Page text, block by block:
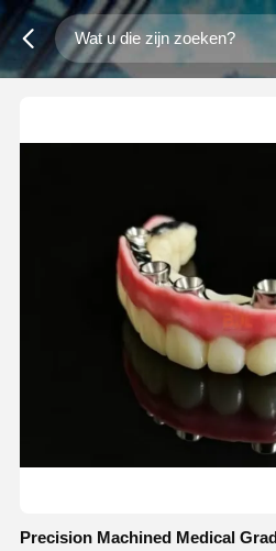
Precision Machined Medical